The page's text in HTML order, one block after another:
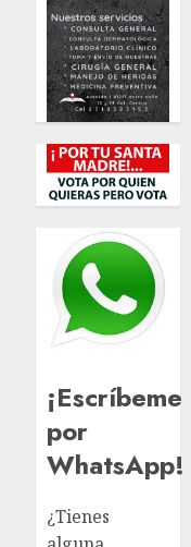
¡Escríbeme
por
WhatsApp!
¿Tienes